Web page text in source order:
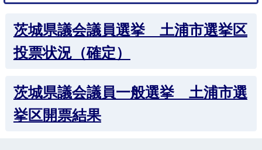
茨城県議会議員選挙 土浦市選挙区
投票状況（確定）
茨城県議会議員一般選挙 土浦市選
挙区開票結果